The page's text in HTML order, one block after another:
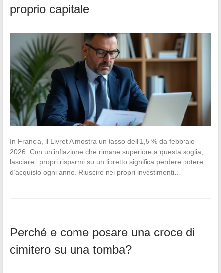
proprio capitale
In Francia, il Livret A mostra un tasso dell’1,5 % da febbraio
2026. Con un’inflazione che rimane superiore a questa soglia,
lasciare i propri risparmi su un libretto significa perdere potere
d’acquisto ogni anno. Riuscire nei propri investimenti…
Perché e come posare una croce di
cimitero su una tomba?